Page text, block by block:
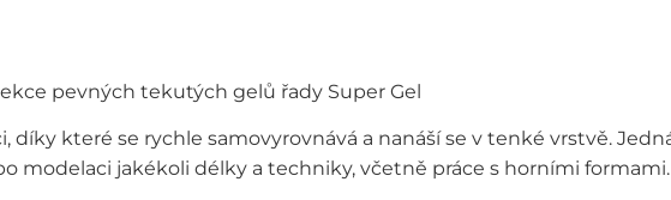
pevných tekutých gelů řady Super Gel
které se rychle samovyrovnává a nanáší se v tenké vrstvě.
modelaci jakékoli délky a techniky, včetně práce s horními